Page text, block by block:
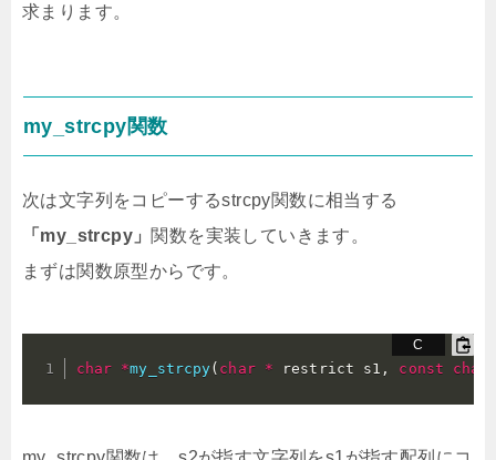
求まります。
my_strcpy関数
次は文字列をコピーするstrcpy関数に相当する
「my_strcpy」 関数を実装していきます。
まずは関数原型からです。
char *my_strcpy( char * restrict s1 , const char